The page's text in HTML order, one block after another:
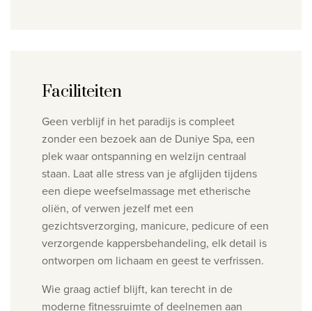
Faciliteiten
Geen verblijf in het paradijs is compleet
zonder een bezoek aan de Duniye Spa, een
plek waar ontspanning en welzijn centraal
staan. Laat alle stress van je afglijden tijdens
een diepe weefselmassage met etherische
oliën, of verwen jezelf met een
gezichtsverzorging, manicure, pedicure of een
verzorgende kappersbehandeling, elk detail is
ontworpen om lichaam en geest te verfrissen.
Wie graag actief blijft, kan terecht in de
moderne fitnessruimte of deelnemen aan